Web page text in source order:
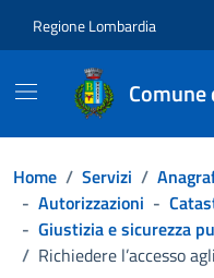
Regione Lombardia
Home / Servizi /
- Autorizzazioni -
- Giustizia e sicurezza
/ Richiedere l’accesso